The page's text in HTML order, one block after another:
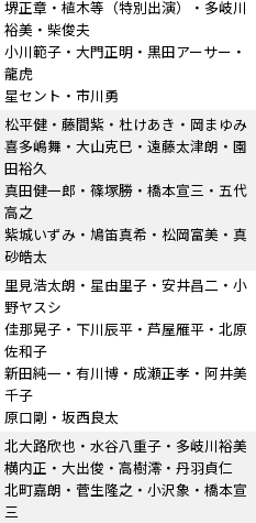
堺正章・植木等 （特別出演）
・多岐川
裕美・柴俊夫
小川範子・大門正明・黒田アーサー・
龍虎
星セント・市川勇
松平健・藤間紫・杜けあき・岡まゆみ
喜多嶋舞・大山克巳・遠藤太津朗・園
田裕久
真田健一郎・篠塚勝・橋本宣三・五代
高之
紫城いずみ・鳩笛真希・松岡富美・真
砂皓太
里見浩太朗・星由里子・安井昌二・小
野ヤスシ
佳那晃子・下川辰平・芦屋雁平・北原
佐和子
新田純一・有川博・成瀬正孝・阿井美
千子
原口剛・坂西良太
北大路欣也・水谷八重子・多岐川裕美
横内正・大出俊・高樹澪・丹羽貞仁
北町嘉朗・菅生隆之・小沢象・橋本宣
三